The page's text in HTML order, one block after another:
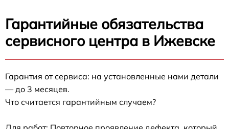
Гарантийные обязательства
сервисного центра в Ижевске
Гарантия от сервиса: на установленные нами детали
— до 3 месяцев.
Что считается гарантийным случаем?